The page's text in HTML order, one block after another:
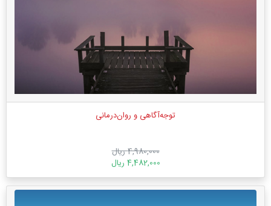
توجه‌آگاهی و روان‌درمانی
4,980,000 ریال
4,482,000 ریال